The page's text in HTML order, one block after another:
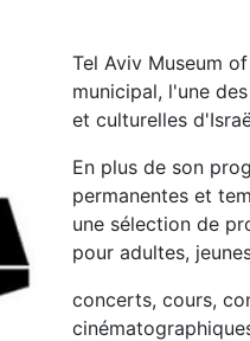
Tel Aviv Museum
municipal, l'une
et culturelles
En plus de son
permanentes et
une sélection de
pour adultes,
concerts, cours,